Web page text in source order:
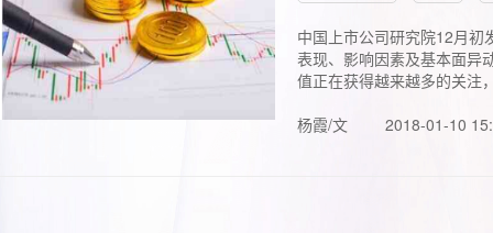
中国上市公司研究院12月初
表现、影响因素及基本面异
值正在获得越来越多的关注
杨霞/文
2018-01-10